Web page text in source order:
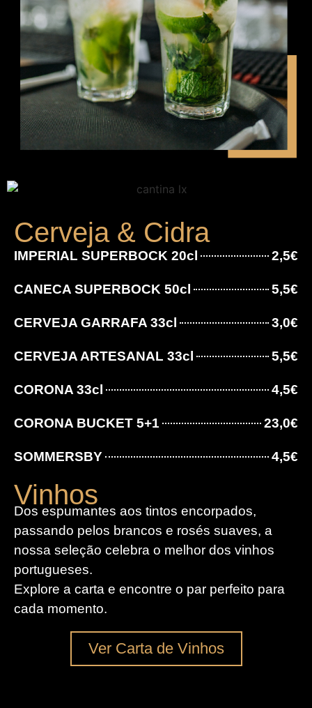
Cerveja & Cidra
IMPERIAL SUPERBOCK 20cl 2,5€
CANECA SUPERBOCK 50cl 5,5€
CERVEJA GARRAFA 33cl 3,0€
CERVEJA ARTESANAL 33cl 5,5€
CORONA 33cl 4,5€
CORONA BUCKET 5+1 23,0€
SOMMERSBY 4,5€
Vinhos
Dos espumantes aos tintos encorpados,
passando pelos brancos e rosés suaves, a
nossa seleção celebra o melhor dos vinhos
portugueses.
Explore a carta e encontre o par perfeito para
cada momento.
Ver Carta de Vinhos